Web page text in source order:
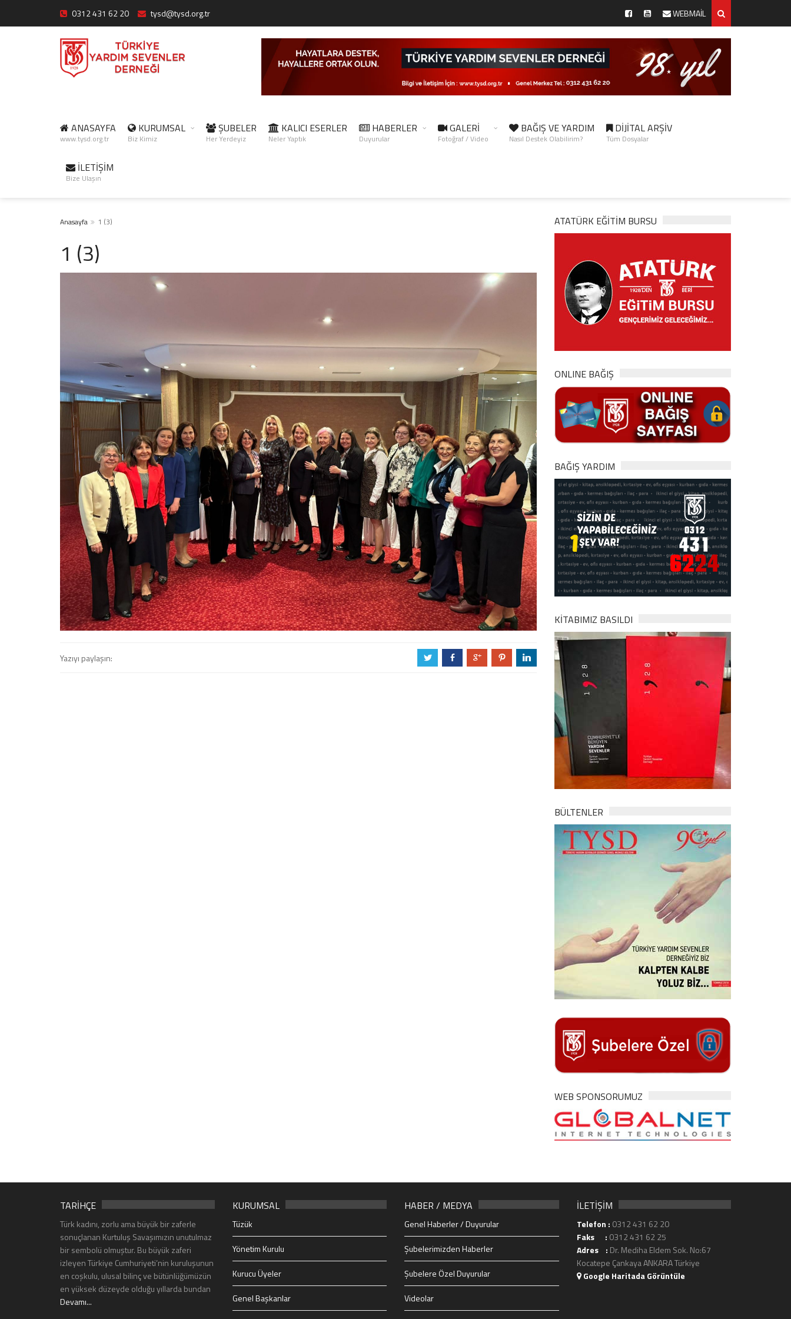
0312 431 62 20 tysd@tysd.org.tr WEBMAİL
ANASAYFA
www.tysd.org.tr
KURUMSAL
Biz Kimiz
ŞUBELER
Her Yerdeyiz
KALICI ESERLER
Neler Yaptık
HABERLER
Duyurular
GALERİ
Fotoğraf / Video
BAĞIŞ VE YARDIM
Nasıl Destek Olabilirim?
DİJİTAL ARŞİV
Tüm Dosyalar
İLETİŞİM
Bize Ulaşın
Anasayfa 1 (3)
1 (3)
Yazıyı paylaşın: a b c d j
ATATÜRK EĞITIM BURSU
ONLINE BAĞIŞ
BAĞIŞ YARDIM
KİTABIMIZ BASILDI
BÜLTENLER
WEB SPONSORUMUZ
TARİHÇE
Türk kadını, zorlu ama büyük bir zaferle
sonuçlanan Kurtuluş Savaşımızın unutulmaz
bir sembolü olmuştur. Bu büyük zaferi
izleyen Türkiye Cumhuriyeti’nin kuruluşunun
en coşkulu, ulusal bilinç ve bütünlüğümüzün
en yüksek düzeyde olduğu yıllarda bundan
Devamı...
KURUMSAL
Tüzük
Yönetim Kurulu
Kurucu Üyeler
Genel Başkanlar
HABER / MEDYA
Genel Haberler / Duyurular
Şubelerimizden Haberler
Şubelere Özel Duyurular
Videolar
İLETİŞİM
Telefon : 0312 431 62 20
Faks : 0312 431 62 25
Adres : Dr. Mediha Eldem Sok. No:67
Kocatepe Çankaya ANKARA Türkiye
Google Haritada Görüntüle